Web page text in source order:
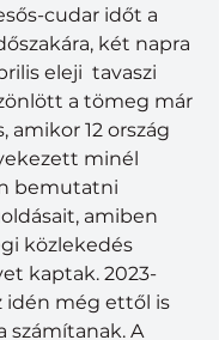
cudar időt a
két napra
eleji  tavaszi
a tömeg már
amikor 12 ország
minél
bemutatni
amiben
közlekedés
kaptak. 2023-
idén még ettől is
számítanak. A